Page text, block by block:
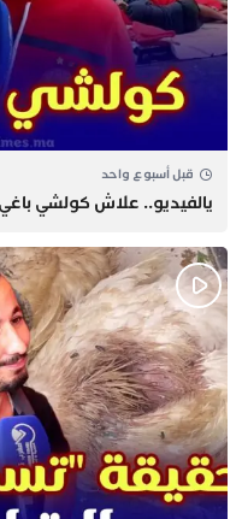
قبل أسبوع واحد
يالفيديو.. علاش كولشي